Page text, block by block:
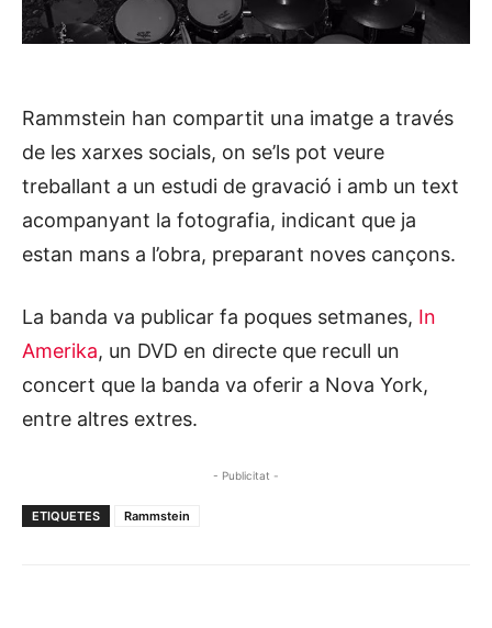
Rammstein han compartit una imatge a través
de les xarxes socials, on se’ls pot veure
treballant a un estudi de gravació i amb un text
acompanyant la fotografia, indicant que ja
estan mans a l’obra, preparant noves cançons.
La banda va publicar fa poques setmanes, In
Amerika, un DVD en directe que recull un
concert que la banda va oferir a Nova York,
entre altres extres.
- Publicitat -
ETIQUETES Rammstein